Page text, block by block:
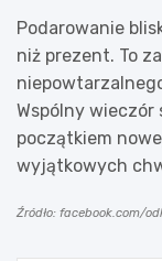
Podarowanie
niż prezent. To
Wspólny wieczór
początkiem
wyjątkowych
Źródło: facebook.com/